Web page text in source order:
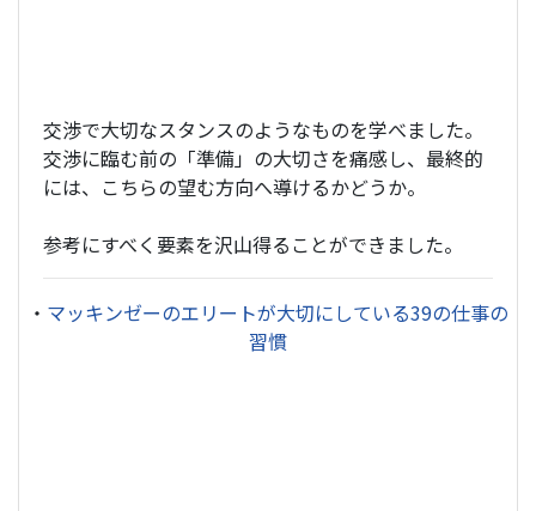
交渉で大切なスタンスのようなものを学べました。
交渉に臨む前の「準備」の大切さを痛感し、最終的
には、こちらの望む方向へ導けるかどうか。
参考にすべく要素を沢山得ることができました。
・ マッキンゼーのエリートが大切にしている39の仕事の
習慣